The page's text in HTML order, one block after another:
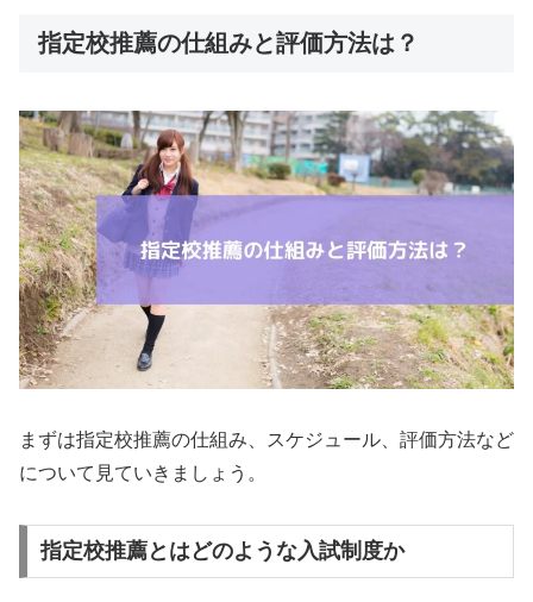
指定校推薦の仕組みと評価方法は？
まずは指定校推薦の仕組み、スケジュール、評価方法など
について見ていきましょう。
指定校推薦とはどのような入試制度か